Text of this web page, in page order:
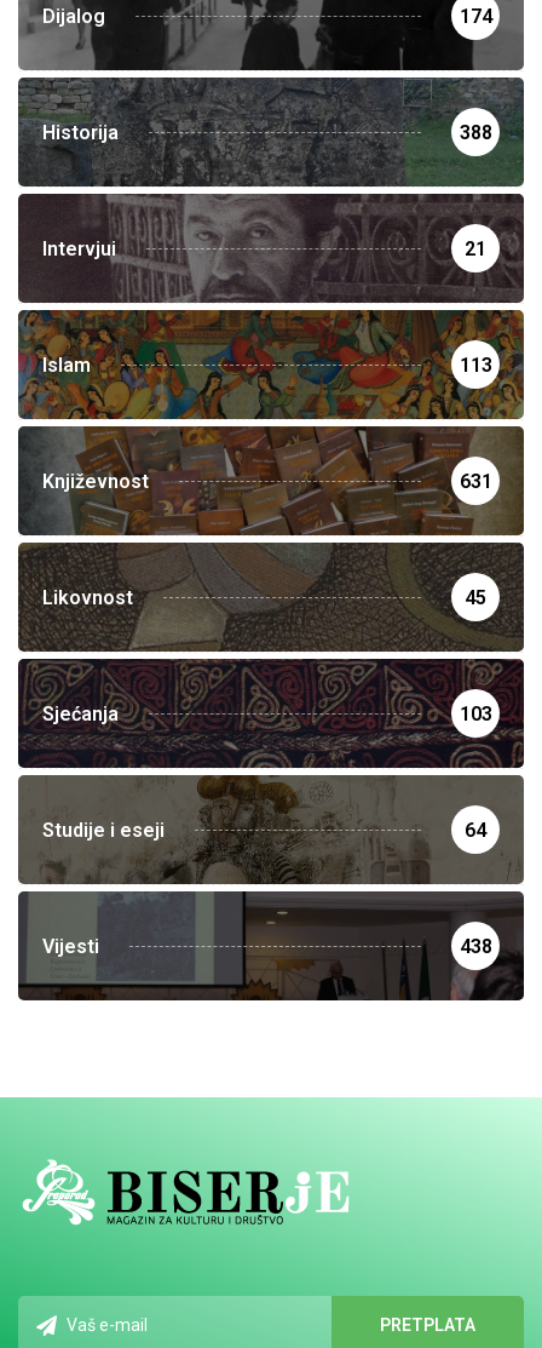
Dijalog 174
Historija 388
Intervjui 21
Islam 113
Književnost 631
Likovnost 45
Sjećanja 103
Studije i eseji 64
Vijesti 438